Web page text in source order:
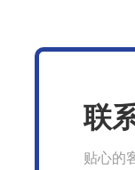
联
贴心的